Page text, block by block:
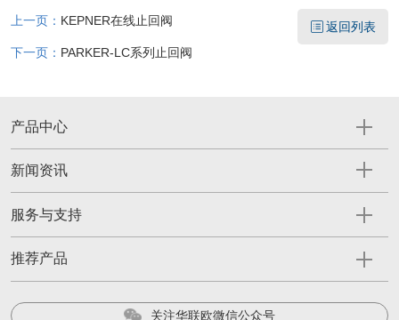
上一页： KEPNER在线止回阀
下一页： PARKER-LC系列止回阀
返回列表
产品中心
新闻资讯
服务与支持
推荐产品
关注华联欧微信公众号